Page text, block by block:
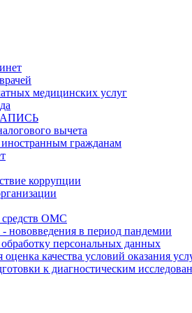
медицинских услуг
вычета
гражданам
коррупции
средств ОМС
в период пандемии
персональных данных
оценка качества условий оказания
к диагностическим